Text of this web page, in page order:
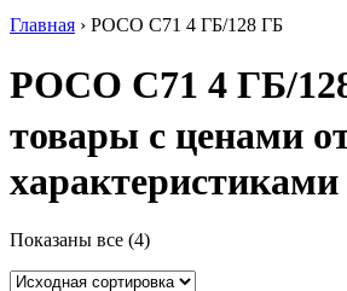
Главная › POCO C71 4 ГБ/128 ГБ
POCO C71 4 ГБ/
товары с ценами
характеристиками
Показаны все (4)